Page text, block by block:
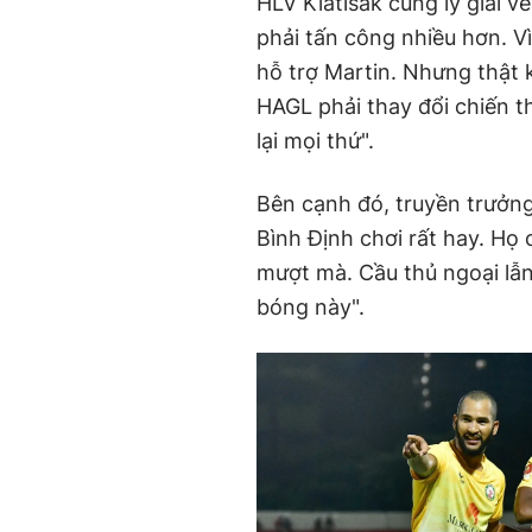
phải tấn công nhiều hơn.
hỗ trợ Martin. Nhưng thật
HAGL phải thay đổi chiến
lại mọi thứ".
Bên cạnh đó, truyền
Bình Định chơi rất hay. Họ
mượt mà. Cầu thủ ngoại
bóng này".